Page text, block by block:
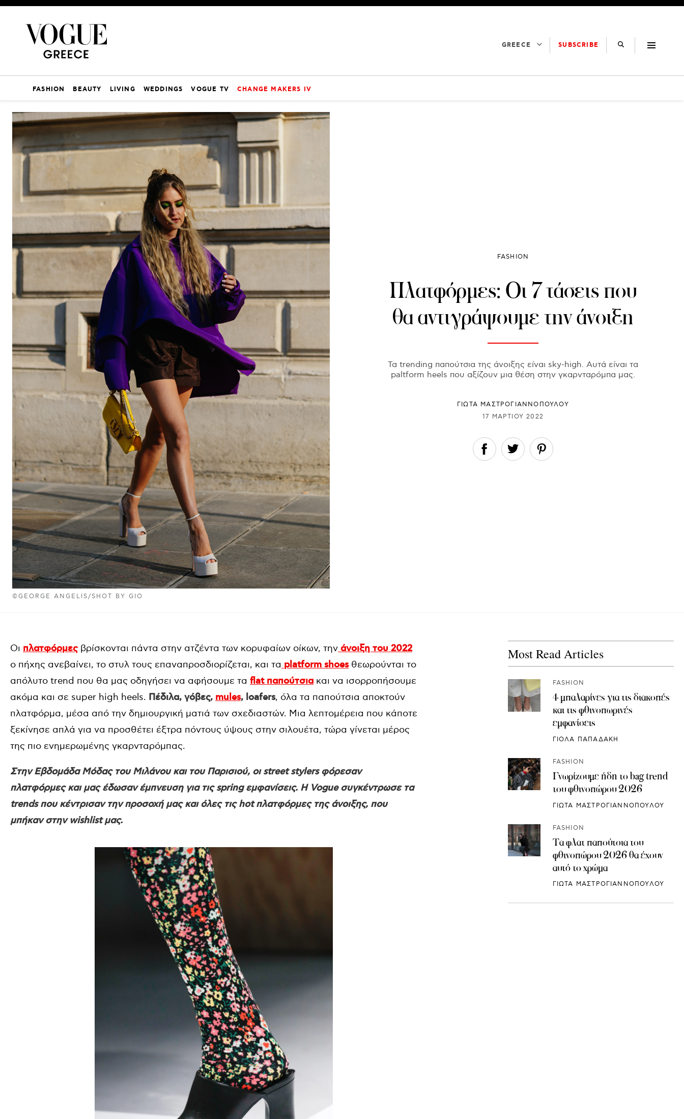
GREECE SUBSCRIBE
FASHION BEAUTY LIVING WEDDINGS VOGUE TV CHANGE MAKERS IV
©GEORGE ANGELIS/SHOT BY GIO
FASHION
Πλατφόρμες: Οι 7 τάσεις που
θα αντιγράψουμε την άνοιξη
Τα trending παπούτσια της άνοιξης είναι sky-high. Αυτά είναι τα
paltform heels που αξίζουν μια θέση στην γκαρνταρόμπα μας.
ΓΙΩΤΑ ΜΑΣΤΡΟΓΙΑΝΝΟΠΟΥΛΟΥ
17 ΜΑΡΤΊΟΥ 2022
Οι πλατφόρμες βρίσκονται πάντα στην ατζέντα των κορυφαίων οίκων, την άνοιξη του 2022
ο πήχης ανεβαίνει, το στυλ τους επαναπροσδιορίζεται, και τα platform shoesθεωρούνται το
απόλυτο trend που θα μας οδηγήσει να αφήσουμε τα flat παπούτσια και να ισορροπήσουμε
ακόμα και σε super high heels. Πέδιλα, γόβες, mules, loafers, όλα τα παπούτσια αποκτούν
πλατφόρμα, μέσα από την δημιουργική ματιά των σχεδιαστών. Μια λεπτομέρεια που κάποτε
ξεκίνησε απλά για να προσθέτει έξτρα πόντους ύψους στην σιλουέτα, τώρα γίνεται μέρος
της πιο ενημερωμένης γκαρνταρόμπας.
Στην Εβδομάδα Μόδας του Μιλάνου και του Παρισιού, οι street stylers φόρεσαν
πλατφόρμες και μας έδωσαν έμπνευση για τις spring εμφανίσεις. Η Vogue συγκέντρωσε τα
trends που κέντρισαν την προσοχή μας και όλες τις hot πλατφόρμες της άνοιξης, που
μπήκαν στην wishlist μας.
Most Read Articles
FASHION
4 μπαλαρίνες για τις διακοπές
και τις φθινοπωρινές
εμφανίσεις
ΓΙΟΛΑ ΠΑΠΑΔΑΚΗ
FASHION
Γνωρίζουμε ήδη το bag trend
του φθινοπώρου 2026
ΓΙΩΤΑ ΜΑΣΤΡΟΓΙΑΝΝΟΠΟΥΛΟΥ
FASHION
Τα φλατ παπούτσια του
φθινοπώρου 2026 θα έχουν
αυτό το χρώμα
ΓΙΩΤΑ ΜΑΣΤΡΟΓΙΑΝΝΟΠΟΥΛΟΥ